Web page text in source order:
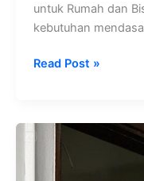
untuk Rumah dan
kebutuhan
Read Post »
Solusi
Keamanan
Terkini: